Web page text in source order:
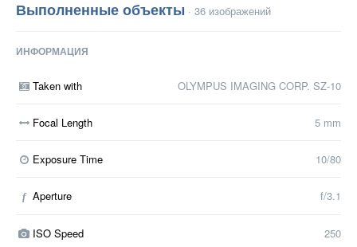
Выполненные объекты · 36 изображений
ИНФОРМАЦИЯ
Taken with OLYMPUS IMAGING CORP. SZ-10
Focal Length 5 mm
Exposure Time 10/80
f Aperture f/3.1
ISO Speed 250